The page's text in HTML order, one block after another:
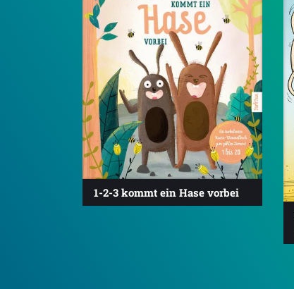
1-2-3 kommt ein Hase vorbei